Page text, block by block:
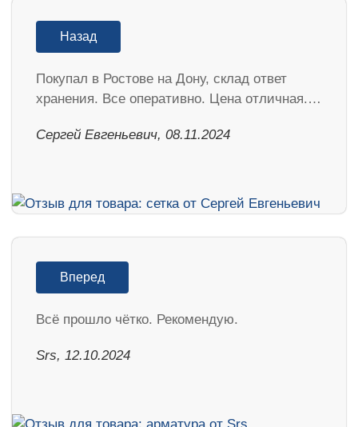
Назад
Покупал в Ростове на Дону, склад ответ
хранения. Все оперативно. Цена отличная.…
Сергей Евгеньевич, 08.11.2024
Вперед
Всё прошло чётко. Рекомендую.
Srs, 12.10.2024